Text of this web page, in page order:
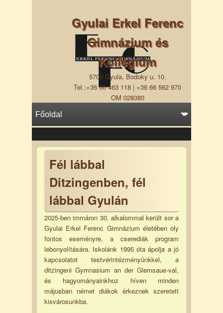
Gyulai Erkel Ferenc
Gimnázium és
Kollégium
5700 Gyula, Bodoky u. 10.
Tel.:+36 66 463 118 | +36 66 562 970
OM 028380
Fél lábbal
Ditzingenben, fél
lábbal Gyulán
2025-ben immáron 30. alkalommal került sor a
Gyulai Erkel Ferenc Gimnázium életében oly
fontos eseményre, a cserediák program
lebonyolítására. Iskolánk 1995 óta ápolja a jó
kapcsolatot testvérintézményünkkel, a
ditzingeni Gymnasium an der Glemsaue-val,
és hagyományainkhoz híven minden
májusban német diákok érkeznek szeretett
kisvárosunkba.